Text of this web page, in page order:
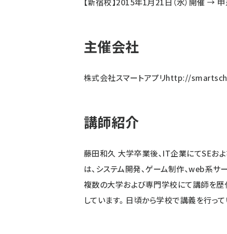
主催会社
株式会社スマートアプリhttp://
講師紹介
藤田和久 大学卒業後、IT企業にてSEお
は、システム開発、ゲーム制作、web系サ
複数の大学および専門学校にて講師を歴
しています。 日頃から学校で講義を行っ